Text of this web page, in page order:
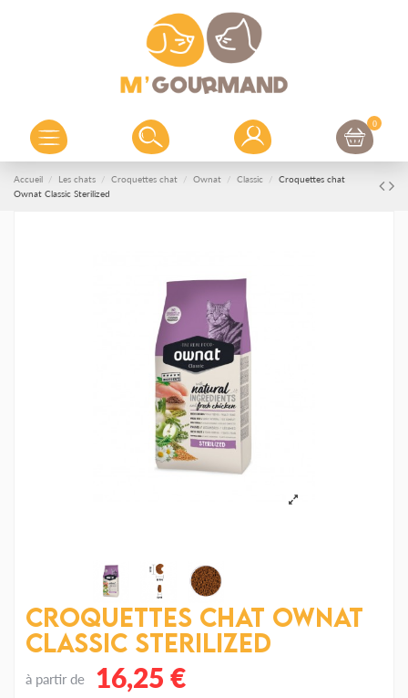
0
Accueil Les chats Croquettes chat Ownat Classic
Croquettes chat
Ownat Classic Sterilized
Croquettes chat Ownat
Classic Sterilized
à partir de 16,25 €